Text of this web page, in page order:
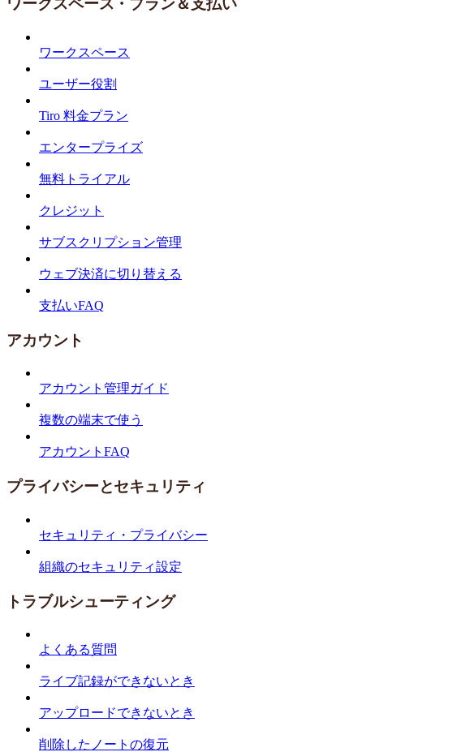
ワークスペース・プラン＆支払い
ワークスペース
ユーザー役割
Tiro 料金プラン
エンタープライズ
無料トライアル
クレジット
サブスクリプション管理
ウェブ決済に切り替える
支払いFAQ
アカウント
アカウント管理ガイド
複数の端末で使う
アカウントFAQ
プライバシーとセキュリティ
セキュリティ・プライバシー
組織のセキュリティ設定
トラブルシューティング
よくある質問
ライブ記録ができないとき
アップロードできないとき
削除したノートの復元